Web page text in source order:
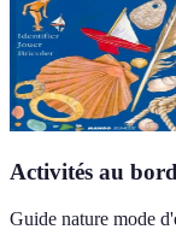
Activités au
Guide nature mode